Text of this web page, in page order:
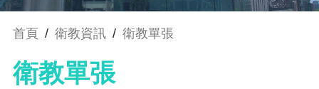
首頁 / 衛教資訊 / 衛教單張
衛教單張